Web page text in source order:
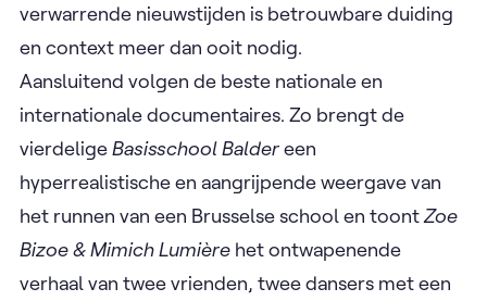
verwarrende nieuwstijden is betrouwbare duiding
en context meer dan ooit nodig.
Aansluitend volgen de beste nationale en
internationale documentaires. Zo brengt de
vierdeligeBasisschool Baldereen
hyperrealistische en aangrijpende weergave van
het runnen van een Brusselse school en toontZoe
Bizoe & Mimich Lumière het ontwapenende
verhaal van twee vrienden, twee dansers met een